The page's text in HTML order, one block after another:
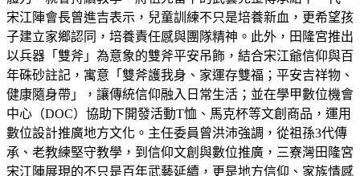
宋江陣會長曾進吉表示，兒童訓練不只是培養新血，更希望孩
子建立家鄉認同，培養責任感與團隊精神。此外，田隆宮推出
以兵器「雙斧」為意象的雙斧平安吊飾，結合宋江爺信仰與百
年硃砂註記，寓意「雙斧護我身、家運存雙福；平安吉祥物、
健康隨身帶」，讓傳統信仰融入日常生活；並在學甲數位機會
中心（DOC）協助下開發活動T恤、馬克杯等文創商品，運用
數位設計推廣地方文化。主任委員曾洪沛強調，從祖孫3代傳
承、老教練堅守教學，到信仰文創與數位推廣，三寮灣田隆宮
宋江陣展現的不只是百年武藝延續，更是地方信仰、家族情感